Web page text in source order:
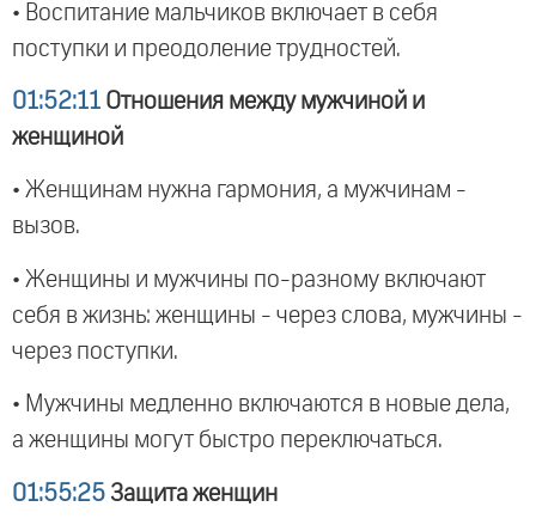
• Воспитание мальчиков включает в себя
поступки и преодоление трудностей.
01:52:11 Отношения между мужчиной и
женщиной
• Женщинам нужна гармония, а мужчинам -
вызов.
• Женщины и мужчины по-разному включают
себя в жизнь: женщины - через слова, мужчины -
через поступки.
• Мужчины медленно включаются в новые дела,
а женщины могут быстро переключаться.
01:55:25 Защита женщин